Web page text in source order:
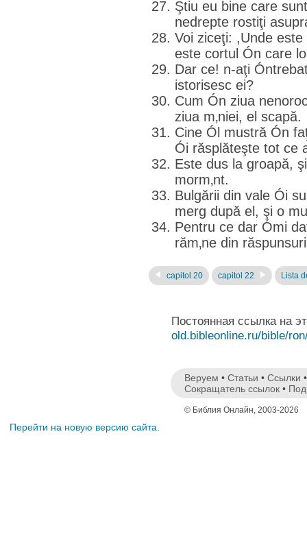
Ştiu eu bine care
nedrepte rostiţi
Voi ziceţi: ,Unde
este cortul Ón care
Dar ce! n-aţi
istorisesc ei?
Cum Ón ziua
ziua m‚niei, el scapă.
Cine Ól mustră Ón
Ói răsplăteşte tot ce
Este dus la groapă,
morm‚nt.
Bulgării din vale Ói
merg după el, şi o
Pentru ce dar Ómi
răm‚ne din
capitol 20 capitol 22 Lista
Постоянная ссылка на
old.bibleonline.ru/bible/
Веруем • Статьи • Ссылки
Сокращатель ссылок •
© Библия Онлайн, 2003-2026
Перейти на новую версию сайта.